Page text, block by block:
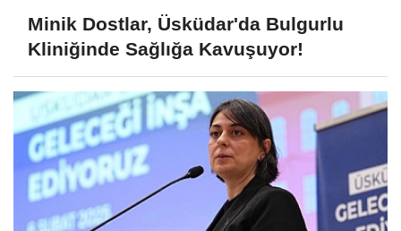
Minik Dostlar, Üsküdar'da Bulgurlu
Kliniğinde Sağlığa Kavuşuyor!